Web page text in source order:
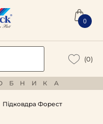
0
(0)
Підковдра Форест